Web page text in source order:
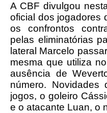
A CBF divulgou
oficial dos jogadores
os confrontos
pelas eliminatórias
lateral Marcelo
mesma que utiliza
ausência de
número.
jogos, o goleiro
e o atacante Luan, o